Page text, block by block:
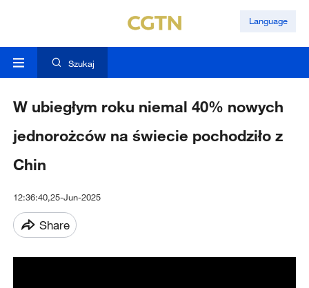
Language
Szukaj
W ubiegłym roku niemal 40% nowych
jednorożców na świecie pochodziło z
Chin
12:36:40,25-Jun-2025
Share